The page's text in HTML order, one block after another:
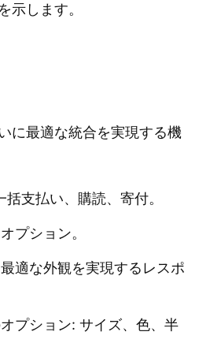
示します。
に最適な統合を実現する機
支払い、購読、寄付。
プション。
適な外観を実現するレスポ
プション: サイズ、色、半